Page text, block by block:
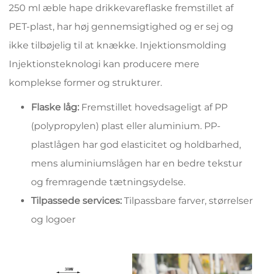
250 ml æble hape drikkevareflaske fremstillet af
PET-plast, har høj gennemsigtighed og er sej og
ikke tilbøjelig til at knække. Injektionsmolding
Injektionsteknologi kan producere mere
komplekse former og strukturer.
Flaske låg: Fremstillet hovedsageligt af PP
(polypropylen) plast eller aluminium. PP-
plastlågen har god elasticitet og holdbarhed,
mens aluminiumslågen har en bedre tekstur
og fremragende tætningsydelse.
Tilpassede services: Tilpassbare farver, størrelser
og logoer